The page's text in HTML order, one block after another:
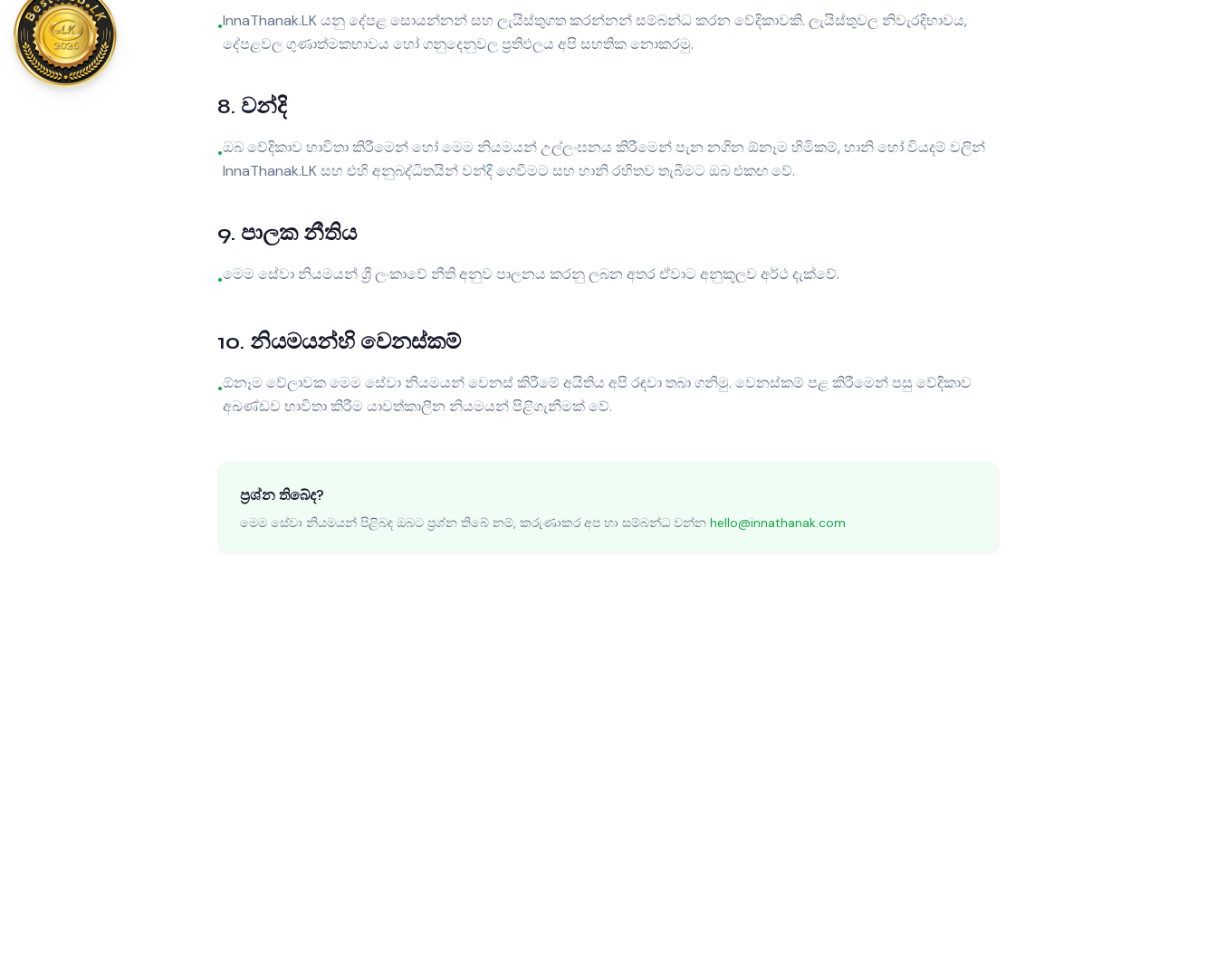
•InnaThanak.LK යනු දේපළ සොයන්නන් සහ ලැයිස්තුගත කරන්නන් සම්බන්ධ කරන වේදිකාවකි. ලැයිස්තුවල නිවැරදිභාවය,
දේපළවල ගුණාත්මකභාවය හෝ ගනුදෙනුවල ප්‍රතිඵලය අපි සහතික නොකරමු.
8. වන්දි
•ඔබ වේදිකාව භාවිතා කිරීමෙන් හෝ මෙම නියමයන් උල්ලංඝනය කිරීමෙන් පැන නගින ඕනෑම හිමිකම්, හානි හෝ වියදම් වලින්
InnaThanak.LK සහ එහි අනුබද්ධිතයින් වන්දි ගෙවීමට සහ හානි රහිතව තැබීමට ඔබ එකඟ වේ.
9. පාලක නීතිය
•මෙම සේවා නියමයන් ශ්‍රී ලංකාවේ නීති අනුව පාලනය කරනු ලබන අතර ඒවාට අනුකූලව අර්ථ දැක්වේ.
10. නියමයන්හි වෙනස්කම්
•ඕනෑම වේලාවක මෙම සේවා නියමයන් වෙනස් කිරීමේ අයිතිය අපි රඳවා තබා ගනිමු. වෙනස්කම් පළ කිරීමෙන් පසු වේදිකාව
අඛණ්ඩව භාවිතා කිරීම යාවත්කාලීන නියමයන් පිළිගැනීමක් වේ.
ප්‍රශ්න තිබේද?
මෙම සේවා නියමයන් පිළිබඳ ඔබට ප්‍රශ්න තිබේ නම්, කරුණාකර අප හා සම්බන්ධ වන්න hello@innathanak.com